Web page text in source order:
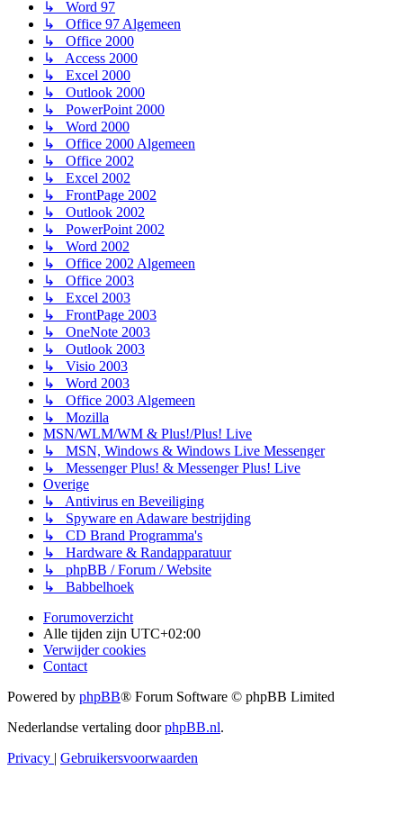
↳ Word 97
↳ Office 97 Algemeen
↳ Office 2000
↳ Access 2000
↳ Excel 2000
↳ Outlook 2000
↳ PowerPoint 2000
↳ Word 2000
↳ Office 2000 Algemeen
↳ Office 2002
↳ Excel 2002
↳ FrontPage 2002
↳ Outlook 2002
↳ PowerPoint 2002
↳ Word 2002
↳ Office 2002 Algemeen
↳ Office 2003
↳ Excel 2003
↳ FrontPage 2003
↳ OneNote 2003
↳ Outlook 2003
↳ Visio 2003
↳ Word 2003
↳ Office 2003 Algemeen
↳ Mozilla
MSN/WLM/WM & Plus!/Plus! Live
↳ MSN, Windows & Windows Live Messenger
↳ Messenger Plus! & Messenger Plus! Live
Overige
↳ Antivirus en Beveiliging
↳ Spyware en Adaware bestrijding
↳ CD Brand Programma's
↳ Hardware & Randapparatuur
↳ phpBB / Forum / Website
↳ Babbelhoek
Forumoverzicht
Alle tijden zijn UTC+02:00
Verwijder cookies
Contact
Powered by phpBB® Forum Software © phpBB Limited
Nederlandse vertaling doorphpBB.nl.
Privacy | Gebruikersvoorwaarden